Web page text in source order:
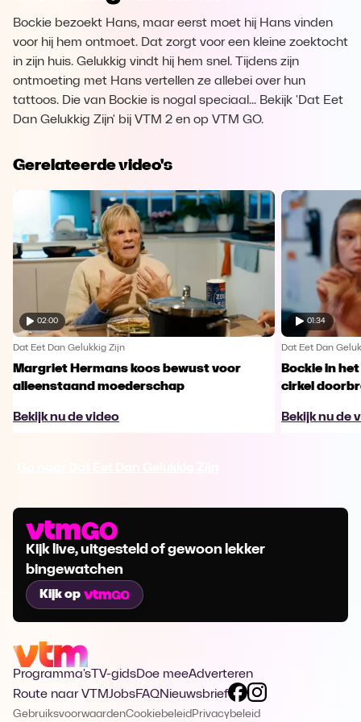
Bockie bezoekt Hans, maar eerst moet hij Hans vinden
voor hij hem ontmoet. Dat zorgt voor een kleine zoektocht
in zijn huis. Gelukkig vindt hij hem snel. Tijdens zijn
ontmoeting met Hans vertellen ze allebei over hun
tattoos. Die van Bockie is nogal speciaal... Bekijk 'Dat Eet
Dan Gelukkig Zijn' bij VTM 2 en op VTM GO.
Gerelateerde video's
02:00
Dat Eet Dan Gelukkig Zijn
Margriet Hermans koos bewust voor
alleenstaand moederschap
Bekijk nu de video
01:34
Dat Eet Dan
Bockie in
cirkel
Bekijk nu de
Kijk live, uitgesteld of gewoon lekker
bingewatchen
Kijk op
Programma's TV-gidsDoe meeAdverteren
Route naar VTMJobsFAQNieuwsbrief
GebruiksvoorwaardenCookiebeleid Privacybeleid